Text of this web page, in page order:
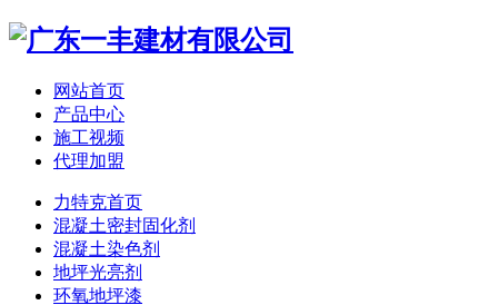
网站首页
产品中心
施工视频
代理加盟
力特克首页
混凝土密封固化剂
混凝土染色剂
地坪光亮剂
环氧地坪漆